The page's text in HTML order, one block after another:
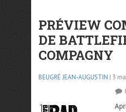
PRÉVIEW
DE
COMPAGNY
BEUGRÉ JEAN-AUGUSTIN | 3